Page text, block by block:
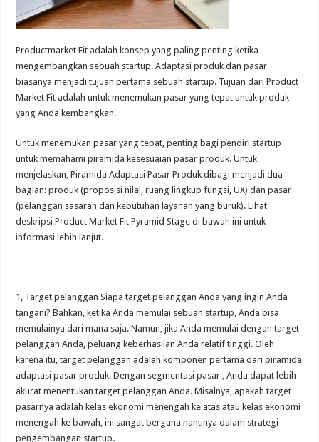
Productmarket Fit adalah konsep yang paling penting ketika
mengembangkan sebuah startup. Adaptasi produk dan pasar
biasanya menjadi tujuan pertama sebuah startup. Tujuan dari Product
Market Fit adalah untuk menemukan pasar yang tepat untuk produk
yang Anda kembangkan.
Untuk menemukan pasar yang tepat, penting bagi pendiri startup
untuk memahami piramida kesesuaian pasar produk. Untuk
menjelaskan, Piramida Adaptasi Pasar Produk dibagi menjadi dua
bagian: produk (proposisi nilai, ruang lingkup fungsi, UX) dan pasar
(pelanggan sasaran dan kebutuhan layanan yang buruk). Lihat
deskripsi Product Market Fit Pyramid Stage di bawah ini untuk
informasi lebih lanjut.
1, Target pelanggan Siapa target pelanggan Anda yang ingin Anda
tangani? Bahkan, ketika Anda memulai sebuah startup, Anda bisa
memulainya dari mana saja. Namun, jika Anda memulai dengan target
pelanggan Anda, peluang keberhasilan Anda relatif tinggi. Oleh
karena itu, target pelanggan adalah komponen pertama dari piramida
adaptasi pasar produk. Dengan segmentasi pasar , Anda dapat lebih
akurat menentukan target pelanggan Anda. Misalnya, apakah target
pasarnya adalah kelas ekonomi menengah ke atas atau kelas ekonomi
menengah ke bawah, ini sangat berguna nantinya dalam strategi
pengembangan startup.